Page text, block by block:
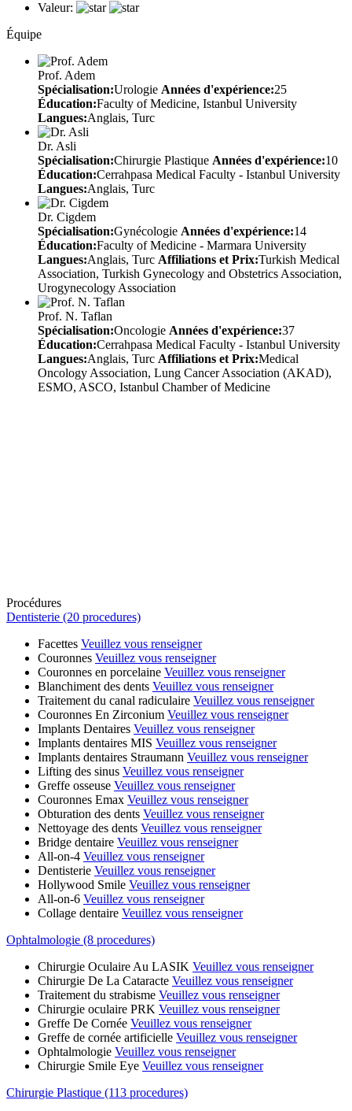
Valeur:
Équipe
Prof. Adem
Spécialisation:Urologie Années d'expérience:25
Éducation:Faculty of Medicine, Istanbul University
Langues:Anglais, Turc
Dr. Asli
Spécialisation:Chirurgie Plastique Années d'expérience:10
Éducation:Cerrahpasa Medical Faculty - Istanbul University
Langues:Anglais, Turc
Dr. Cigdem
Spécialisation:Gynécologie Années d'expérience:14
Éducation:Faculty of Medicine - Marmara University
Langues:Anglais, Turc Affiliations et Prix:Turkish Medical
Association, Turkish Gynecology and Obstetrics Association,
Urogynecology Association
Prof. N. Taflan
Spécialisation:Oncologie Années d'expérience:37
Éducation:Cerrahpasa Medical Faculty - Istanbul University
Langues:Anglais, Turc Affiliations et Prix:Medical
Oncology Association, Lung Cancer Association (AKAD),
ESMO, ASCO, Istanbul Chamber of Medicine
Procédures
Dentisterie (20 procedures)
Facettes Veuillez vous renseigner
Couronnes Veuillez vous renseigner
Couronnes en porcelaine Veuillez vous renseigner
Blanchiment des dents Veuillez vous renseigner
Traitement du canal radiculaire Veuillez vous renseigner
Couronnes En Zirconium Veuillez vous renseigner
Implants Dentaires Veuillez vous renseigner
Implants dentaires MIS Veuillez vous renseigner
Implants dentaires Straumann Veuillez vous renseigner
Lifting des sinus Veuillez vous renseigner
Greffe osseuse Veuillez vous renseigner
Couronnes Emax Veuillez vous renseigner
Obturation des dents Veuillez vous renseigner
Nettoyage des dents Veuillez vous renseigner
Bridge dentaire Veuillez vous renseigner
All-on-4 Veuillez vous renseigner
Dentisterie Veuillez vous renseigner
Hollywood Smile Veuillez vous renseigner
All-on-6 Veuillez vous renseigner
Collage dentaire Veuillez vous renseigner
Ophtalmologie (8 procedures)
Chirurgie Oculaire Au LASIK Veuillez vous renseigner
Chirurgie De La Cataracte Veuillez vous renseigner
Traitement du strabisme Veuillez vous renseigner
Chirurgie oculaire PRK Veuillez vous renseigner
Greffe De Cornée Veuillez vous renseigner
Greffe de cornée artificielle Veuillez vous renseigner
Ophtalmologie Veuillez vous renseigner
Chirurgie Smile Eye Veuillez vous renseigner
Chirurgie Plastique (113 procedures)